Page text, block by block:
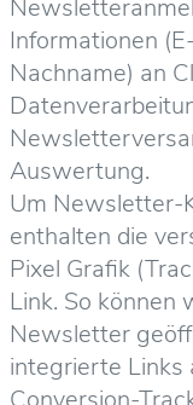
Informationen
Nachname) an
Auswertung.
Um Newsletter-
enthalten die
Pixel Grafik
Link. So können
Newsletter
integrierte Links